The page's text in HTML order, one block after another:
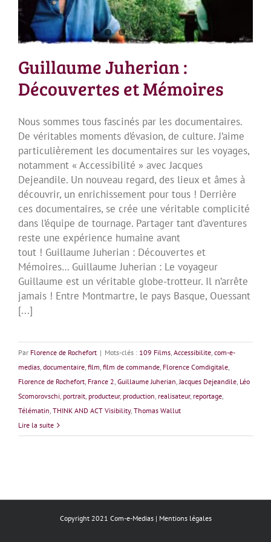
Guillaume Juherian :
Découvertes et Mémoires
Nous sommes tous fascinés par les documentaires.
De véritables moments d’évasion, de culture. J’aime
particulièrement les documentaires sur les voyages,
notamment « Accessibilité » avec Jacques
Dejeandile. Un nouveau regard, des lieux et âmes à
découvrir, un enrichissement pour tous ! Derrière
ces documentaires, se crée une véritable complicité
dans l’équipe de tournage. Partager tant d’aventures
reste une expérience humaine avant
tout ! Guillaume Juherian : Découvertes et
Mémoires… Guillaume Juherian : Le voyageur
Guillaume est un véritable globe-trotteur. Il n’arrête
jamais ! Entre Montmartre, le pays Basque, Ouessant
[...]
Par Florence de Rochefort | Mots-clés : 109 Films, Accessibilite, com-e-
medias, documentaire, film, film de commande, Florence Comdigitale,
Florence de Rochefort, France 2, Guillaume Juherian,Jacques Dejeandile, Léo
Scomorovschi, portrait, producteur, production, realisateur, reportage,
Télématin, THINK AND ACT Visibility, Thomas Wallut
Lire la suite
Copyright 2021 Com-e-Medias | Mentions légales